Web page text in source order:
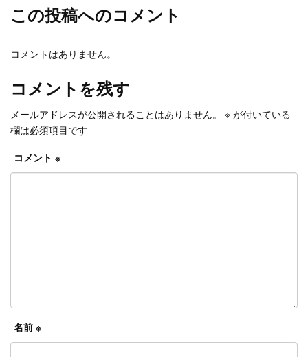
この投稿へのコメント
コメントはありません。
コメントを残す
メールアドレスが公開されることはありません。 ※ が付いている
欄は必須項目です
コメント ※
名前 ※